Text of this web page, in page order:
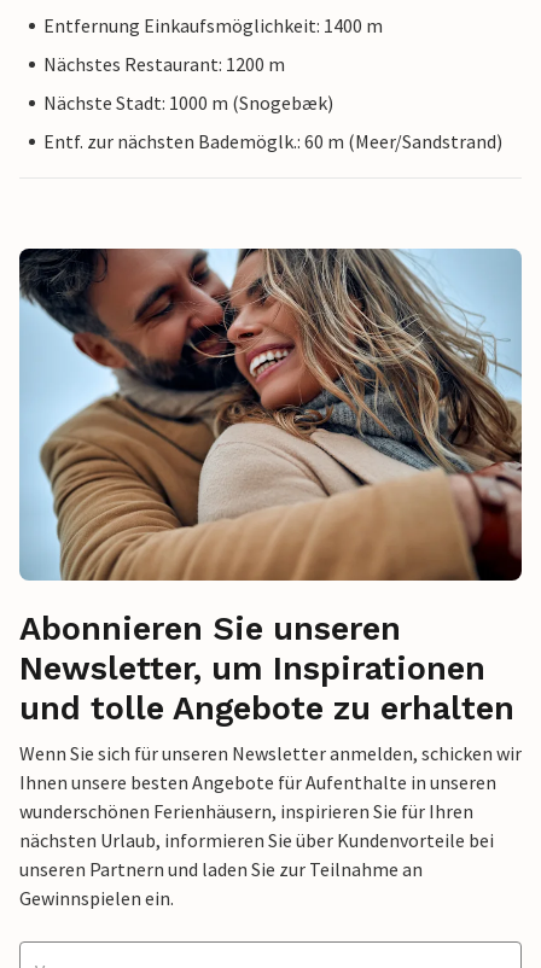
Entfernung Einkaufsmöglichkeit: 1400 m
Nächstes Restaurant: 1200 m
Nächste Stadt: 1000 m (Snogebæk)
Entf. zur nächsten Bademöglk.: 60 m (Meer/Sandstrand)
Abonnieren Sie unseren
Newsletter, um Inspirationen
und tolle Angebote zu erhalten
Wenn Sie sich für unseren Newsletter anmelden, schicken wir
Ihnen unsere besten Angebote für Aufenthalte in unseren
wunderschönen Ferienhäusern, inspirieren Sie für Ihren
nächsten Urlaub, informieren Sie über Kundenvorteile bei
unseren Partnern und laden Sie zur Teilnahme an
Gewinnspielen ein.